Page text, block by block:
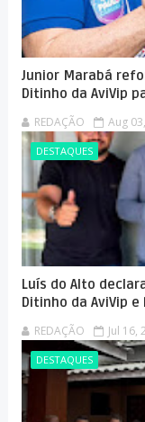
Junior Marabá
Ditinho da AviVip
REDAÇÃO Aug
DESTAQUES
Luís do Alto
Ditinho da AviVip e
REDAÇÃO Jul 16,
DESTAQUES